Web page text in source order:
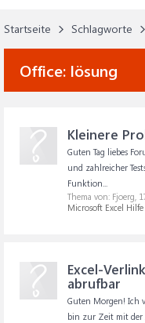
Startseite Schlagworte
Office: lösung
Kleinere
Guten Tag liebes
und zahlreicher
Funktion...
Thema von: Fjoerg,
Microsoft Excel Hilfe
Excel-
abrufbar
Guten Morgen! Ich
bin zur Zeit mit der